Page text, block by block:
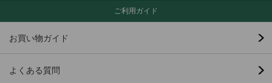
ご利用ガイド
お買い物ガイド
よくある質問